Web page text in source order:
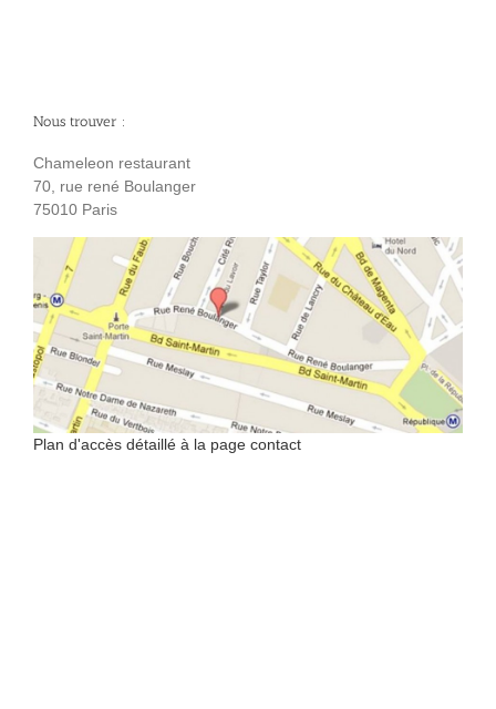
Nous trouver :
Chameleon restaurant
70, rue rené Boulanger
75010 Paris
Plan d'accès détaillé à la page contact